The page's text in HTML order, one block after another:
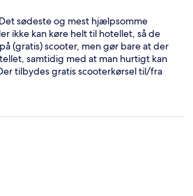
sødeste og mest hjælpsomme
ikke kan køre helt til hotellet, så de
(gratis) scooter, men gør bare at der
samtidig med at man hurtigt kan
tilbydes gratis scooterkørsel til/fra
ventetid.